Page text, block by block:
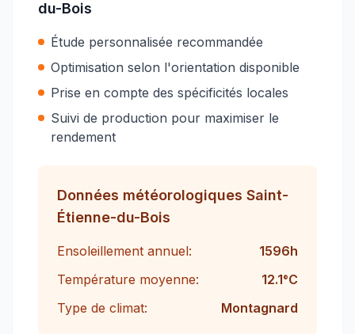
du-Bois
Étude personnalisée recommandée
Optimisation selon l'orientation disponible
Prise en compte des spécificités locales
Suivi de production pour maximiser le
rendement
Données météorologiques Saint-
Étienne-du-Bois
Ensoleillement annuel: 1596h
Température moyenne:
12.1°C
Type de climat:
Montagnard